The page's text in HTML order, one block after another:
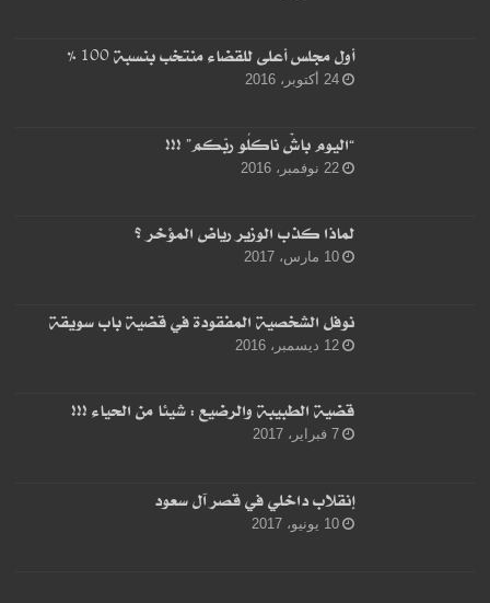
أول مجلس أعلى للقضاء منتخب بنسبة 100 %
24 أكتوبر، 2016
“اليوم باشْ ناكلُو ربّكم” !!!
22 نوفمبر، 2016
لماذا كذب الوزير رياض المؤخر ؟
10 مارس، 2017
نوفل الشخصية المفقودة في قضية باب سويقة
12 ديسمبر، 2016
قضية الطبيبة والرضيع : شيئا من الحياء !!!
7 فبراير، 2017
إنقلاب داخلي في قصر آل سعود
10 يونيو، 2017